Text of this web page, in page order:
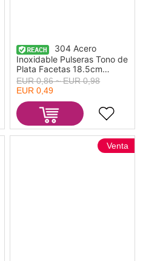
304 Acero
Inoxidable Pulseras Tono de
Plata Facetas 18.5cm
longitud, 1 Unidad
EUR 0,86 ~ EUR 0,98
EUR 0,49
Venta